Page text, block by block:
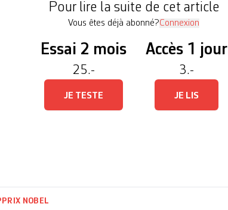
Pour lire la suite de cet article
Vous êtes déjà abonné?Connexion
Essai 2 mois
25.-
JE TESTE
Accès 1 jour
3.-
JE LIS
PRIX NOBEL